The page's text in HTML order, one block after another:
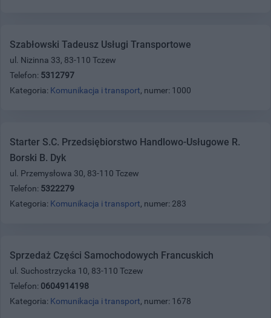
Szabłowski Tadeusz Usługi Transportowe
ul. Nizinna 33, 83-110 Tczew
Telefon: 5312797
Kategoria: Komunikacja i transport, numer: 1000
Starter S.C. Przedsiębiorstwo Handlowo-Usługowe R.
Borski B. Dyk
ul. Przemysłowa 30, 83-110 Tczew
Telefon: 5322279
Kategoria: Komunikacja i transport, numer: 283
Sprzedaż Części Samochodowych Francuskich
ul. Suchostrzycka 10, 83-110 Tczew
Telefon: 0604914198
Kategoria: Komunikacja i transport, numer: 1678